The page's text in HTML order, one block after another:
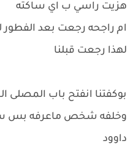
هزيت راسي ب اي ساكته
ام راجحه رجعت بعد الفطور
لهذا رجعت قبلنا
بوكفتنا انفتح باب المصلى
وخلفه شخص ماعرفه بس
داوود